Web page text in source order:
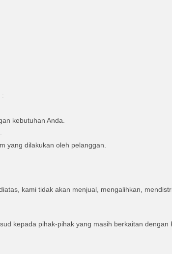
:
kebutuhan Anda.
yang dilakukan oleh pelanggan.
kami tidak akan menjual, mengalihkan,
kepada pihak-pihak yang masih berkaitan